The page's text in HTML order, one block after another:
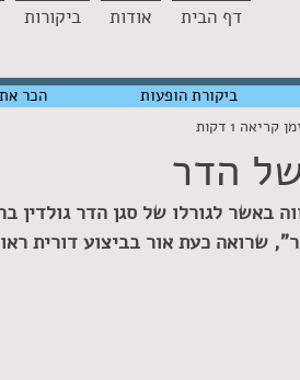
דף הבית אודות ביקורות
הדר
קריאה 1 דקות
באשר לגורלו של סגן הדר גולדין
כעת אור בביצוע דורית
הכר ביקורת הופעות